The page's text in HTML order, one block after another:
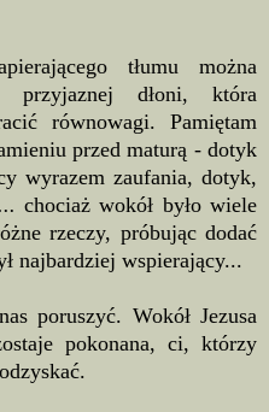
tłumu można
przyjaznej dłoni, która
równowagi. Pamiętam
przed maturą - dotyk
wyrazem zaufania, dotyk,
chociaż wokół było wiele
rzeczy, próbując dodać
najbardziej wspierający...
poruszyć. Wokół Jezusa
pokonana, ci, którzy